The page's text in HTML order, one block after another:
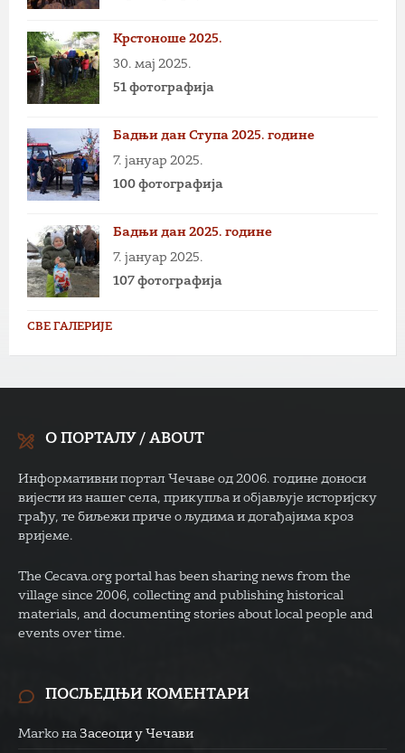
Крстоноше 2025.
30. мај 2025.
51 фотографија
Бадњи дан Ступа 2025. године
7. јануар 2025.
100 фотографија
Бадњи дан 2025. године
7. јануар 2025.
107 фотографија
СВЕ ГАЛЕРИЈЕ
О ПОРТАЛУ / ABOUT
Информативни портал Чечаве од 2006. године доноси
вијести из нашег села, прикупља и објављује историјску
грађу, те биљежи приче о људима и догађајима кроз
вријеме.
The Cecava.org portal has been sharing news from the
village since 2006, collecting and publishing historical
materials, and documenting stories about local people and
events over time.
ПОСЉЕДЊИ КОМЕНТАРИ
Marko на Засеоци у Чечави